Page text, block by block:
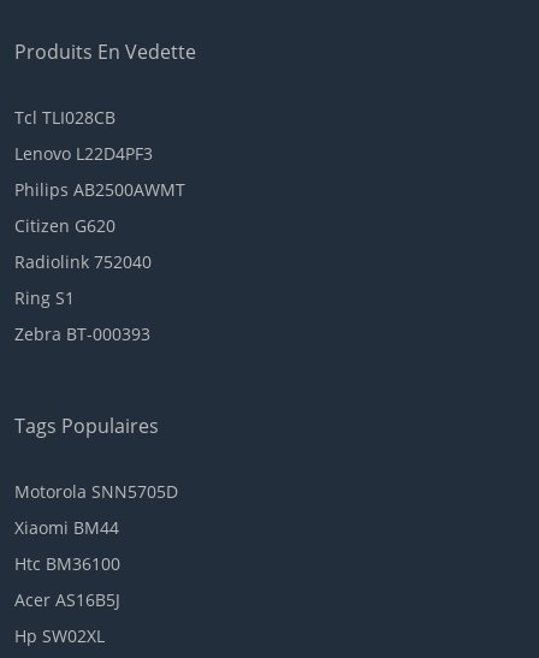
Produits En Vedette
Tcl TLI028CB
Lenovo L22D4PF3
Philips AB2500AWMT
Citizen G620
Radiolink 752040
Ring S1
Zebra BT-000393
Tags Populaires
Motorola SNN5705D
Xiaomi BM44
Htc BM36100
Acer AS16B5J
Hp SW02XL